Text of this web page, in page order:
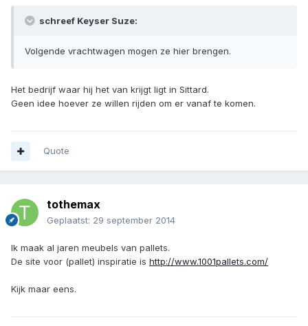
schreef Keyser Suze:
Volgende vrachtwagen mogen ze hier brengen.
Het bedrijf waar hij het van krijgt ligt in Sittard.
Geen idee hoever ze willen rijden om er vanaf te komen.
Quote
tothemax
Geplaatst: 29 september 2014
Ik maak al jaren meubels van pallets.
De site voor (pallet) inspiratie is http://www.1001pallets.com/
Kijk maar eens.